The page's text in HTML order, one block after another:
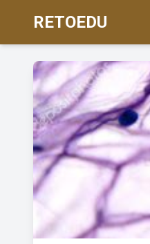
RETOEDU